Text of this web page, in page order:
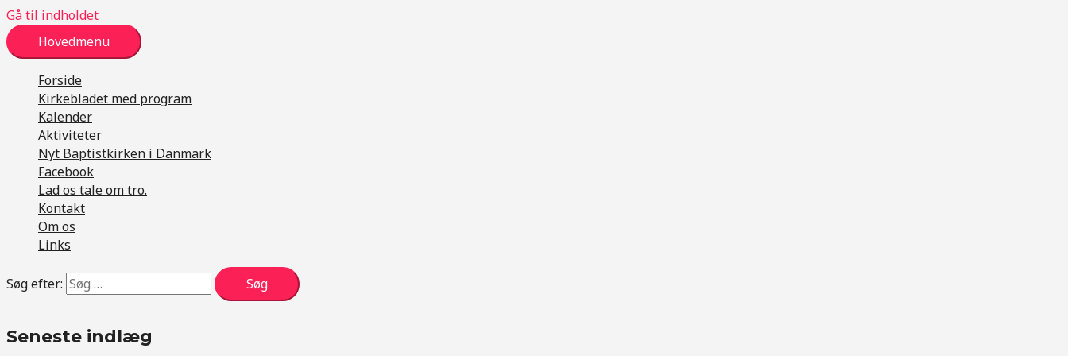
Gå til indholdet
Hovedmenu
Forside
Kirkebladet med program
Kalender
Aktiviteter
Nyt Baptistkirken i Danmark
Facebook
Lad os tale om tro.
Kontakt
Om os
Links
Søg efter:
Seneste indlæg